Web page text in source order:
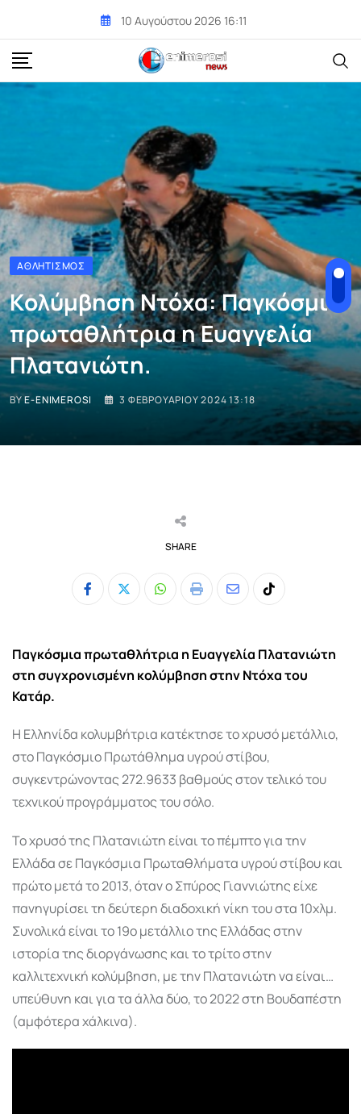
content
10 Αυγούστου 2026 16:11
ΑΘΛΗΤΙΣΜΌΣ
Kολύμβηση Ντόχα: Παγκόσμια
πρωταθλήτρια η Ευαγγελία
Πλατανιώτη.
BYE-ENIMEROSI 3 ΦΕΒΡΟΥΑΡΊΟΥ 2024 13:18
SHARE
Whatsapp
Print
ShareTiktok
Παγκόσμια πρωταθλήτρια η Ευαγγελία Πλατανιώτη
στη συγχρονισμένη κολύμβηση στην Ντόχα του
Κατάρ.
Η Ελληνίδα κολυμβήτρια κατέκτησε το χρυσό μετάλλιο,
στο Παγκόσμιο Πρωτάθλημα υγρού στίβου,
συγκεντρώνοντας 272.9633 βαθμούς στον τελικό του
τεχνικού προγράμματος του σόλο.
Το χρυσό της Πλατανιώτη είναι το πέμπτο για την
Ελλάδα σε Παγκόσμια Πρωταθλήματα υγρού στίβου και
πρώτο μετά το 2013, όταν ο Σπύρος Γιαννιώτης είχε
πανηγυρίσει τη δεύτερη διαδοχική νίκη του στα 10χλμ.
Συνολικά είναι το 19ο μετάλλιο της Ελλάδας στην
ιστορία της διοργάνωσης και το τρίτο στην
καλλιτεχνική κολύμβηση, με την Πλατανιώτη να είναι…
υπεύθυνη και για τα άλλα δύο, το 2022 στη Βουδαπέστη
(αμφότερα χάλκινα).